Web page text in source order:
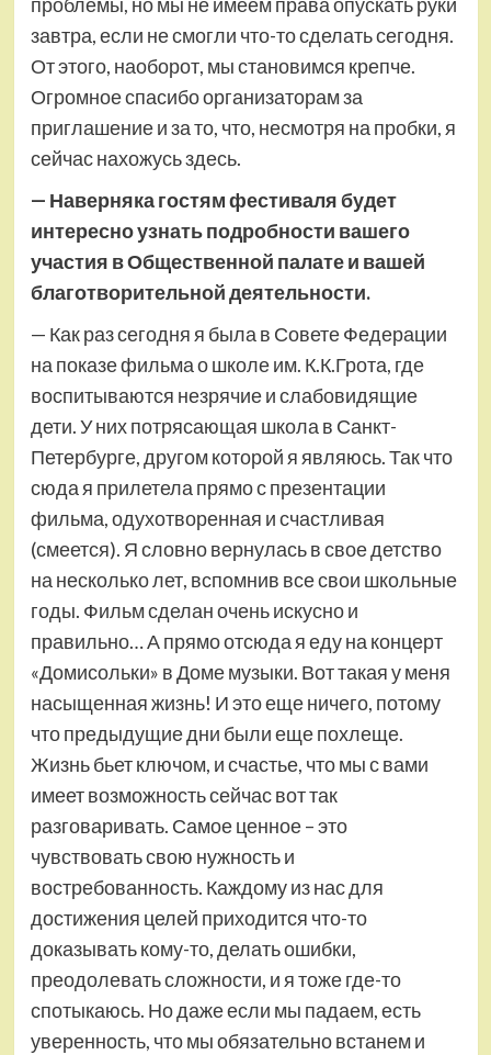
завтра, если не смогли что-то сделать сегодня.
От этого, наоборот, мы становимся крепче.
Огромное спасибо организаторам за
приглашение и за то, что, несмотря на пробки, я
сейчас нахожусь здесь.
— Наверняка гостям фестиваля будет
интересно узнать подробности вашего
участия в Общественной палате и вашей
благотворительной деятельности.
— Как раз сегодня я была в Совете Федерации
на показе фильма о школе им. К.К.Грота, где
воспитываются незрячие и слабовидящие
дети. У них потрясающая школа в Санкт-
Петербурге, другом которой я являюсь. Так что
сюда я прилетела прямо с презентации
фильма, одухотворенная и счастливая
(смеется). Я словно вернулась в свое детство
на несколько лет, вспомнив все свои школьные
годы. Фильм сделан очень искусно и
правильно… А прямо отсюда я еду на концерт
«Домисольки» в Доме музыки. Вот такая у меня
насыщенная жизнь! И это еще ничего, потому
что предыдущие дни были еще похлеще.
Жизнь бьет ключом, и счастье, что мы с вами
имеет возможность сейчас вот так
разговаривать. Самое ценное – это
чувствовать свою нужность и
востребованность. Каждому из нас для
достижения целей приходится что-то
доказывать кому-то, делать ошибки,
преодолевать сложности, и я тоже где-то
спотыкаюсь. Но даже если мы падаем, есть
уверенность, что мы обязательно встанем и